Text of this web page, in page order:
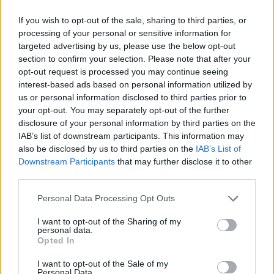
If you wish to opt-out of the sale, sharing to third parties, or
processing of your personal or sensitive information for
targeted advertising by us, please use the below opt-out
section to confirm your selection. Please note that after your
opt-out request is processed you may continue seeing
interest-based ads based on personal information utilized by
us or personal information disclosed to third parties prior to
your opt-out. You may separately opt-out of the further
disclosure of your personal information by third parties on the
IAB’s list of downstream participants. This information may
also be disclosed by us to third parties on the IAB’s List of
Downstream Participants that may further disclose it to other
Please note that this website/app uses one or more Google
not limited to your visit or usage behaviour. You may click to
grant or deny consent to Google and its third-party tags to
use your data for below specified purposes in below Google
consent section.
Personal Data Processing Opt Outs
I want to opt-out of the Sharing of my
personal data.
Opted In
I want to opt-out of the Sale of my
Personal Data.
és bevallom egy rövid gyakorlás után mestere lettem
– mondja büszkén az énekes.